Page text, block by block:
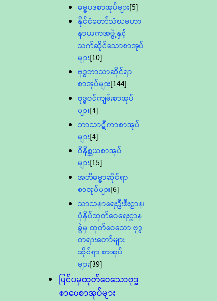
ဓမ္မပဒစာအုပ်များ[5]
နိုင်ငံတော်သံဃမဟာ
နာယကအဖွဲ့နှင့်
သက်ဆိုင်သောစာအုပ်
များ[10]
ဗုဒ္ဓဘာသာဆိုင်ရာ
စာအုပ်များ[144]
ဗုဒ္ဓဝင်ကျမ်းစာအုပ်
များ[4]
ဘာသာဋီကာစာအုပ်
များ[4]
ဝိနိစ္ဆယစာအုပ်
များ[15]
အဘိဓမ္မာဆိုင်ရာ
စာအုပ်များ[6]
သာသနာရေးဦးစီးဌာန၊
ပုံနှိပ်ထုတ်ဝေရေးဌာန
ခွဲမှ ထုတ်ဝေသော ဗုဒ္ဓ
တရားတော်များ
ဆိုင်ရာ စာအုပ်
များ[39]
ပြင်ပမှထုတ်ဝေသောဗုဒ္ဓ
စာပေစာအုပ်များ